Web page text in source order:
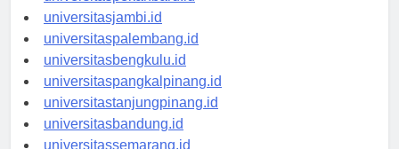
universitaspekanbaru.id
universitasjambi.id
universitaspalembang.id
universitasbengkulu.id
universitaspangkalpinang.id
universitastanjungpinang.id
universitasbandung.id